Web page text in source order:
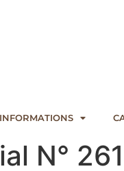
INFORMATIONS
N°